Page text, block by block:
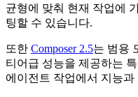
균형에 맞춰 현재 작업에
팅할 수 있습니다.
또한 Composer 2.5는 범용
티어급 성능을 제공하는
에이전트 작업에서 지능